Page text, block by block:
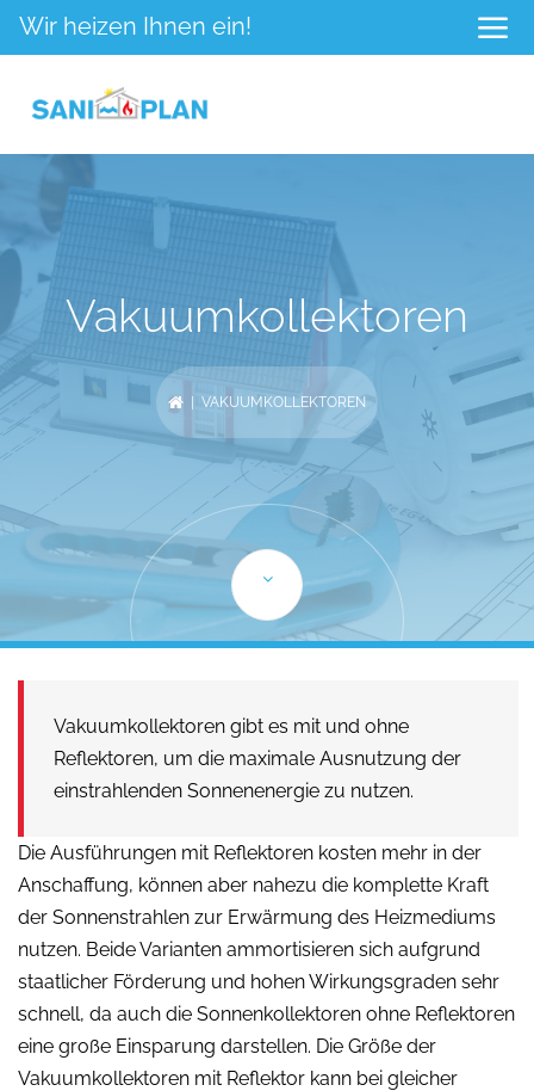
Vakuumkollektoren
| VAKUUMKOLLEKTOREN
Vakuumkollektoren gibt es mit und ohne
Reflektoren, um die maximale Ausnutzung der
einstrahlenden Sonnenenergie zu nutzen.
Die Ausführungen mit Reflektoren kosten mehr in der
Anschaffung, können aber nahezu die komplette Kraft
der Sonnenstrahlen zur Erwärmung des Heizmediums
nutzen. Beide Varianten ammortisieren sich aufgrund
staatlicher Förderung und hohen Wirkungsgraden sehr
schnell, da auch die Sonnenkollektoren ohne Reflektoren
eine große Einsparung darstellen. Die Größe der
Vakuumkollektoren mit Reflektor kann bei gleicher
Wir heizen Ihnen ein!